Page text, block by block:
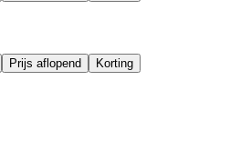
Prijs aflopend Korting